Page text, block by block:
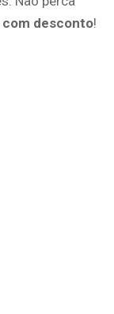
com desconto!